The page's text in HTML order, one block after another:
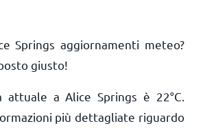
Springs aggiornamenti meteo?
giusto!
attuale a Alice Springs è 22°C
più dettagliate riguardo